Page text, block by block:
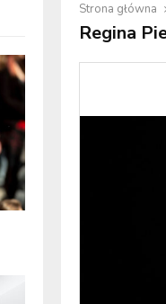
Strona główna
Regina